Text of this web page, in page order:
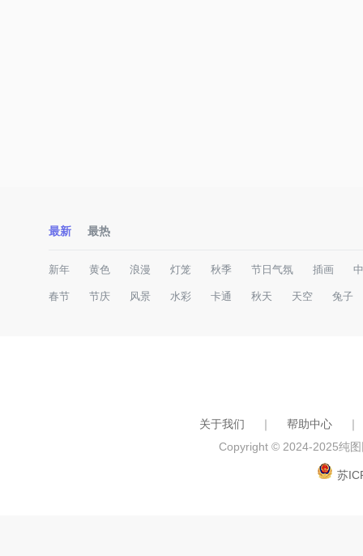
最新 最热
新年 黄色 浪漫 灯笼 秋季 节日气氛 插画
春节 节庆 风景 水彩 卡通 秋天 天空 兔子
关于我们 ｜ 帮助中心
｜
Copyright © 2024-2025纯
苏